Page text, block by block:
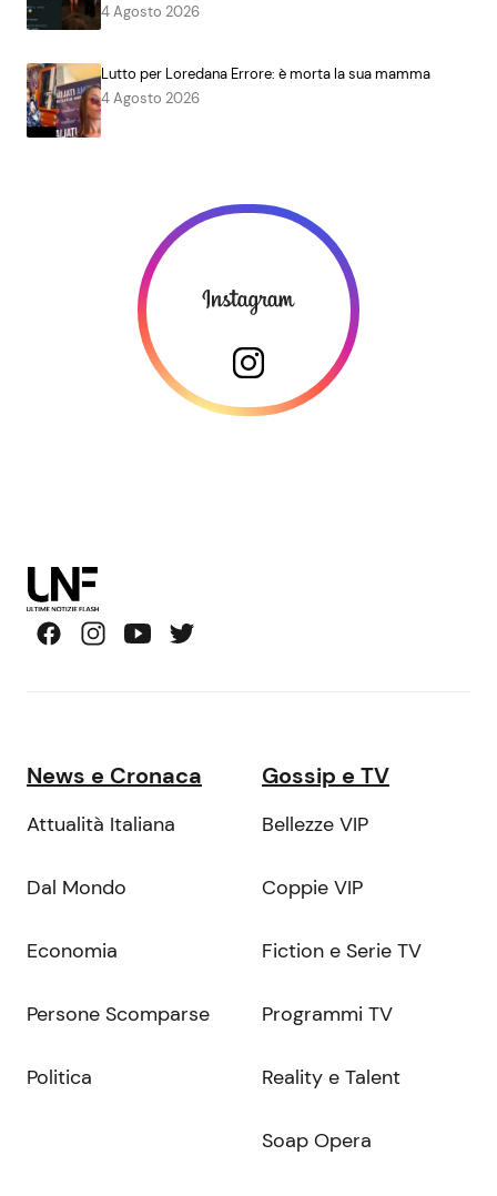
4 Agosto 2026
Lutto per Loredana Errore: è morta la sua mamma
4 Agosto 2026
News e Cronaca
Attualità Italiana
Dal Mondo
Economia
Persone Scomparse
Politica
Gossip e TV
Bellezze VIP
Coppie VIP
Fiction e Serie TV
Programmi TV
Reality e Talent
Soap Opera